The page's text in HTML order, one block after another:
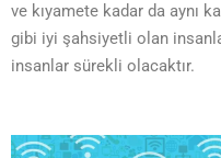
ve kıyamete kadar da aynı
gibi iyi şahsiyetli olan
insanlar sürekli olacaktır.